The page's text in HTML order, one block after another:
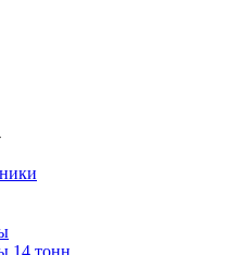
14 тонн